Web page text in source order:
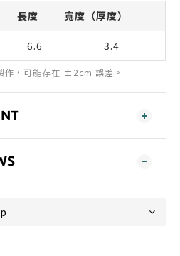
長度 寬度（厚度）
6.6 3.4
作，可能存在 ±2cm 誤差。